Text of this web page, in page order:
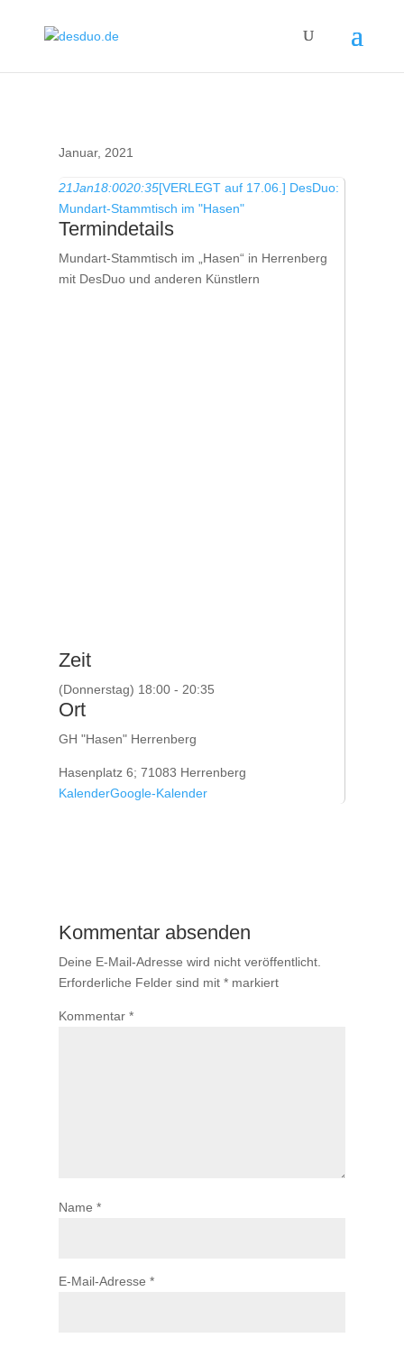
Januar, 2021
21Jan18:0020:35[VERLEGT auf 17.06.] DesDuo:
Mundart-Stammtisch im "Hasen"
Termindetails
Mundart-Stammtisch im „Hasen“ in Herrenberg
mit DesDuo und anderen Künstlern
Zeit
(Donnerstag) 18:00 - 20:35
Ort
GH "Hasen" Herrenberg
Hasenplatz 6; 71083 Herrenberg
KalenderGoogle-Kalender
Kommentar absenden
Deine E-Mail-Adresse wird nicht veröffentlicht.
Erforderliche Felder sind mit *markiert
Kommentar *
Name *
E-Mail-Adresse *